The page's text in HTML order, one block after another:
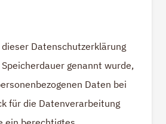
Datenschutzerklärung
genannt wurde,
Daten bei
für die Datenverarbeitung